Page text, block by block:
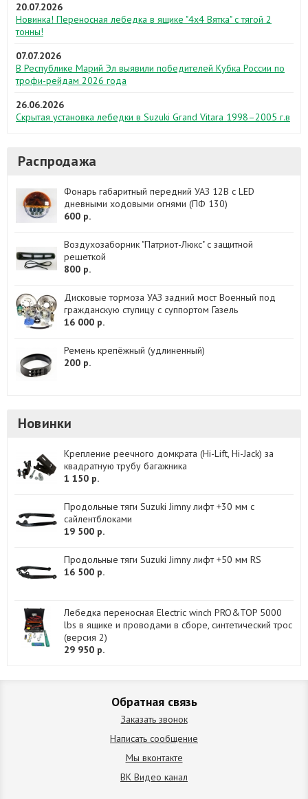
20.07.2026
Новинка! Переносная лебедка в ящике "4х4 Вятка" с тягой 2
тонны!
07.07.2026
В Республике Марий Эл выявили победителей Кубка России по
трофи-рейдам 2026 года
26.06.2026
Скрытая установка лебедки в Suzuki Grand Vitara 1998–2005 г.в
Распродажа
Фонарь габаритный передний УАЗ 12B c LED
дневными ходовыми огнями (ПФ 130)
600 р.
Воздухозаборник "Патриот-Люкс" с защитной
решеткой
800 р.
Дисковые тормоза УАЗ задний мост Военный под
гражданскую ступицу с суппортом Газель
16 000 р.
Ремень крепёжный (удлиненный)
200 р.
Новинки
Крепление реечного домкрата (Hi-Lift, Hi-Jack) за
квадратную трубу багажника
1 150 р.
Продольные тяги Suzuki Jimny лифт +30 мм с
сайлентблоками
19 500 р.
Продольные тяги Suzuki Jimny лифт +50 мм RS
16 500 р.
Лебедка переносная Electric winch PRO&TOP 5000
lbs в ящике и проводами в сборе, синтетический трос
(версия 2)
29 950 р.
Обратная связь
Заказать звонок
Написать сообщение
Мы вконтакте
ВК Видео канал